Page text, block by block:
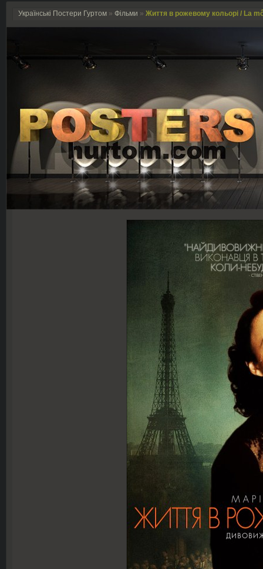
Українські Постери Гуртом » Фільми » Життя в рожевому кольорі / La